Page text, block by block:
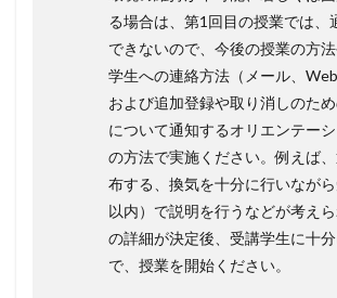
る場合は、第1回目の授業では、
できないので、今後の授業の方法
学生への連絡方法（メール、
および追加登録や取り消しのた
について通知するオリエンテー
の方法で実施ください。例えば
布する、換気を十分に行いなが
以内）で説明を行うなどが考え
の詳細が決定後、受講学生に十
で、授業を開始ください。